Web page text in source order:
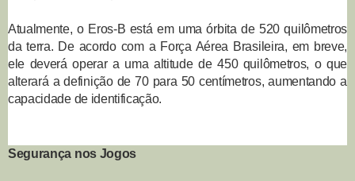
Atualmente, o Eros-B está em uma órbita de 520 quilômetros
da terra. De acordo com a Força Aérea Brasileira, em breve,
ele deverá operar a uma altitude de 450 quilômetros, o que
alterará a definição de 70 para 50 centímetros, aumentando a
capacidade de identificação.
Segurança nos Jogos